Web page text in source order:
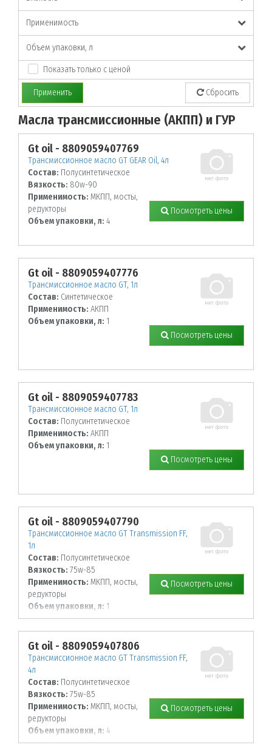
Применимость
Объем упаковки, л
Показать только с ценой
Применить Сбросить
Масла трансмиссионные (АКПП) и ГУР
Gt oil - 8809059407769
Трансмиссионное масло GT GEAR Oil, 4л
Состав: Полусинтетическое
Вязкость: 80w-90
Применимость: МКПП, мосты,
редукторы
Объем упаковки, л: 4
Посмотреть цены
Gt oil - 8809059407776
Трансмиссионное масло GT, 1л
Состав: Синтетическое
Применимость: АКПП
Объем упаковки, л: 1
Посмотреть цены
Gt oil - 8809059407783
Трансмиссионное масло GT, 1л
Состав: Полусинтетическое
Применимость: АКПП
Объем упаковки, л: 1
Посмотреть цены
Gt oil - 8809059407790
Трансмиссионное масло GT Transmission FF,
1л
Состав: Полусинтетическое
Вязкость: 75w-85
Применимость: МКПП, мосты,
редукторы
Объем упаковки, л: 1
Посмотреть цены
Gt oil - 8809059407806
Трансмиссионное масло GT Transmission FF,
4л
Состав: Полусинтетическое
Вязкость: 75w-85
Применимость: МКПП, мосты,
редукторы
Объем упаковки, л: 4
Посмотреть цены
По заданным параметрам товары не найдены!